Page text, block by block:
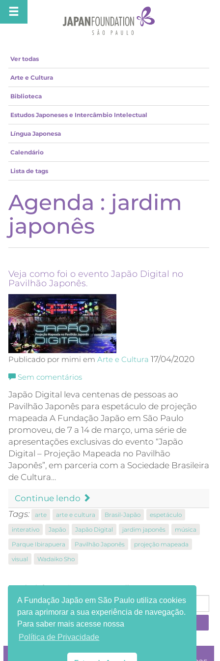
Ver todas
Arte e Cultura
Biblioteca
Estudos Japoneses e Intercâmbio Intelectual
Língua Japonesa
Calendário
Lista de tags
Agenda : jardim
japonês
Veja como foi o evento Japão Digital no
Pavilhão Japonês.
Publicado por mimi em Arte e Cultura 17/04/2020
Sem comentários
Japão Digital leva centenas de pessoas ao
Pavilhão Japonês para espetáculo de projeção
mapeada A Fundação Japão em São Paulo
promoveu, de 7 a 14 de março, uma série de
apresentações exclusivas do evento “Japão
Digital – Projeção Mapeada no Pavilhão
Japonês”, em parceria com a Sociedade Brasileira
de Cultura…
Continue lendo
Tags:
arte arte e cultura Brasil-Japão
espetáculo
interativo
Japão Japão Digital jardim japonês
música
Parque Ibirapuera
Pavilhão Japonês
projeção mapeada
visual
Wadaiko Sho
Receba informações em seu e-mail:
A Fundação Japão em São Paulo utiliza cookies
para aprimorar a sua experiência de navegação.
Para saber mais acesse nossa
Política de Privacidade